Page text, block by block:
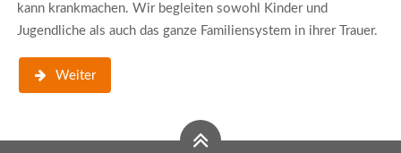
kann krankmachen. Wir begleiten sowohl Kinder und
Jugendliche als auch das ganze Familiensystem in ihrer Trauer.
Weiter